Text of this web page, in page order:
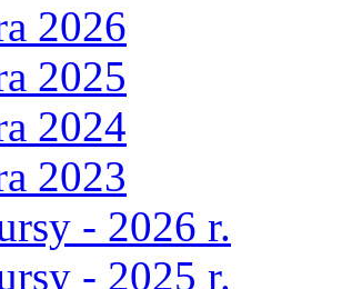
2026
2025
2024
2023
- 2026 r.
- 2025 r.